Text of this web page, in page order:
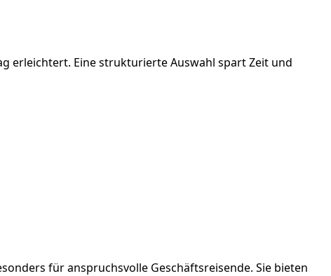
erleichtert. Eine strukturierte Auswahl spart Zeit und
für anspruchsvolle Geschäftsreisende. Sie bieten